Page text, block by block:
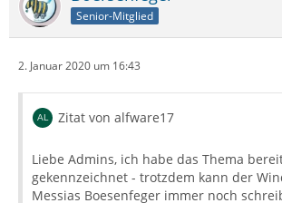
Senior-Mitglied
2. Januar 2020 um 16:43
Zitat von alfware17
Liebe Admins, ich habe das Thema
gekennzeichnet - trotzdem kann der
Messias Boesenfeger immer noch